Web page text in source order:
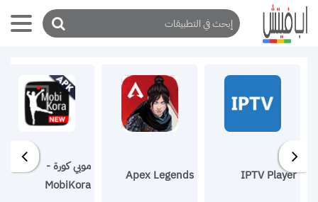
IPTV Player
Apex Legends
موبي كورة -
MobiKora